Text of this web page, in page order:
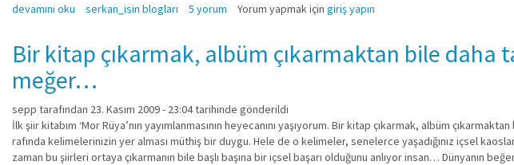
Dergi İstatistikleri.. hakkında
devamını oku serkan_isin blogları 5 yorum Yorum yapmak için giriş yapın
Bir kitap çıkarmak, albüm çıkarmaktan bile daha
meğer…
sepp tarafından 23. Kasım 2009 - 23:04 tarihinde gönderildi
İlk şiir kitabım ‘Mor Rüya’nın yayımlanmasının heyecanını yaşıyorum. Bir kitap çıkarmak, albüm
rafında kelimelerinizin yer alması müthiş bir duygu. Hele de o kelimeler, senelerce yaşadığınız içsel
zaman bu şiirleri ortaya çıkarmanın bile başlı başına bir içsel başarı olduğunu anlıyor insan… Dünyanın